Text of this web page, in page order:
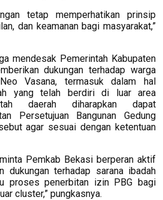
tetap memperhatikan prinsip
dan keamanan bagi masyarakat,”
mendesak Pemerintah Kabupaten
dukungan terhadap warga
Vasana, termasuk dalam hal
yang telah berdiri di luar area
daerah diharapkan dapat
Persetujuan Bangunan Gedung
agar sesuai dengan ketentuan
Pemkab Bekasi berperan aktif
dukungan terhadap sarana ibadah
proses penerbitan izin PBG bagi
cluster,” pungkasnya.